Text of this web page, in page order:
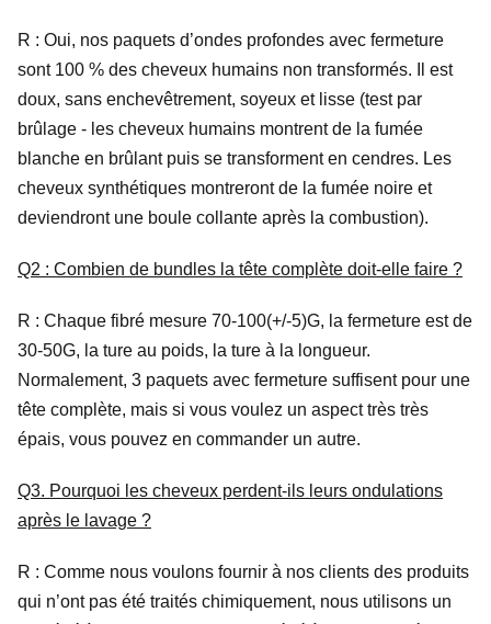
R : Oui, nos paquets d’ondes profondes avec fermeture
sont 100 % des cheveux humains non transformés. Il est
doux, sans enchevêtrement, soyeux et lisse (test par
brûlage - les cheveux humains montrent de la fumée
blanche en brûlant puis se transforment en cendres. Les
cheveux synthétiques montreront de la fumée noire et
deviendront une boule collante après la combustion).
Q2 : Combien de bundles la tête complète doit-elle faire ?
R : Chaque fibré mesure 70-100(+/-5)G, la fermeture est de
30-50G, la ture au poids, la ture à la longueur.
Normalement, 3 paquets avec fermeture suffisent pour une
tête complète, mais si vous voulez un aspect très très
épais, vous pouvez en commander un autre.
Q3. Pourquoi les cheveux perdent-ils leurs ondulations
après le lavage ?
R : Comme nous voulons fournir à nos clients des produits
qui n’ont pas été traités chimiquement, nous utilisons un